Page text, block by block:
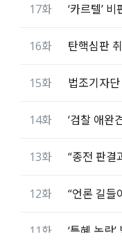
17화 ‘카르텔’
16화 탄핵심판
15화 법조기자
14화 ‘검찰 애완
13화 “종전 판결
12화 “언론 길들
11화 ‘특혜 논란